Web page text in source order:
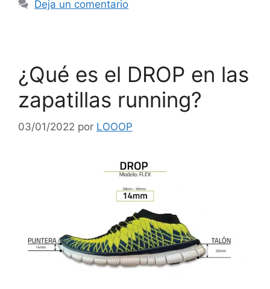
Deja un comentario
¿Qué es el DROP en las
zapatillas running?
03/01/2022 por LOOOP